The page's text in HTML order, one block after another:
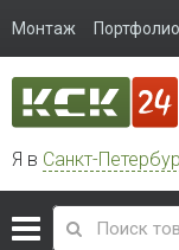
Монтаж Портфолио
Я в Санкт-